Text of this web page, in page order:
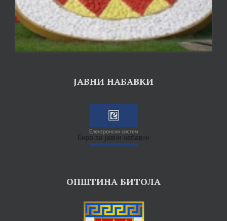
ЈАВНИ НАБАВКИ
ОПШТИНА БИТОЛА